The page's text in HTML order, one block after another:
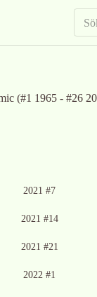
(#1 1965 - #26
2021 #7
2021 #14
2021 #21
2022 #1